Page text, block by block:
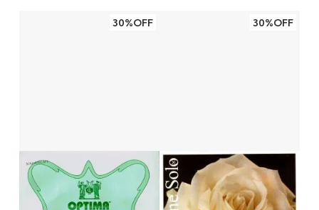
30%OFF 30%OFF